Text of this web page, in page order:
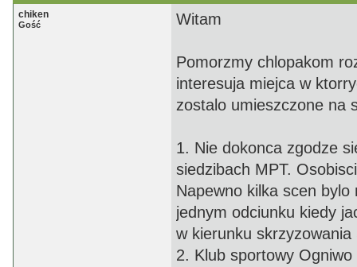
chiken
Gość Witam
Pomorzmy chlopakom
interesuja miejca w
zostalo umieszczone na
1. Nie dokonca zgodze
siedzibach MPT.
Napewno kilka scen
jednym odciunku kiedy
w kierunku
2. Klub sportowy